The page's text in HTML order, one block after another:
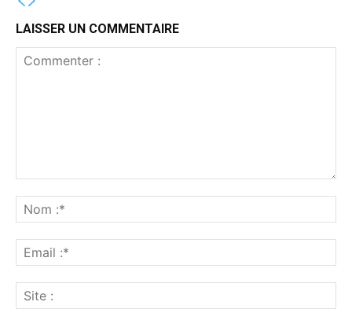
LAISSER UN COMMENTAIRE